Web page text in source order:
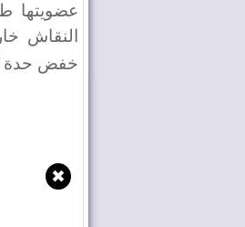
عضويتها
خفض حدة
✖